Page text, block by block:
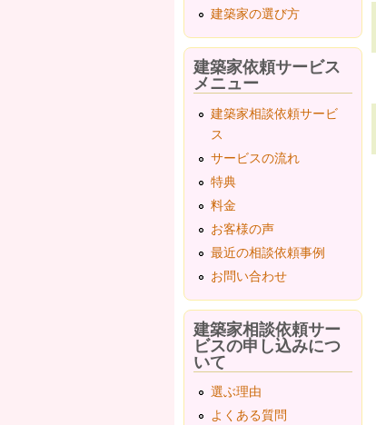
建築家の選び方
建築家依頼サービス
メニュー
建築家相談依頼サービ
ス
サービスの流れ
特典
料金
お客様の声
最近の相談依頼事例
お問い合わせ
建築家相談依頼サー
ビスの申し込みにつ
いて
選ぶ理由
よくある質問